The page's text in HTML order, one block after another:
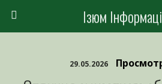
Ізюм
29.05.2026